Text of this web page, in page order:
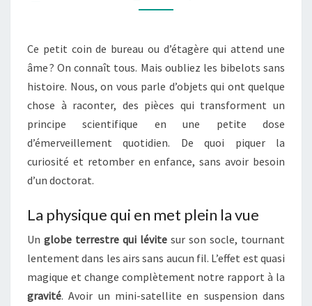
I
I
A
U
X
Q
S
M
L
E
N
T
N
T
A
I
R
S
Ce petit coin de bureau ou d’étagère qui attend une
âme ? On connaît tous. Mais oubliez les bibelots sans
histoire. Nous, on vous parle d’objets qui ont quelque
chose à raconter, des pièces qui transforment un
principe scientifique en une petite dose
d’émerveillement quotidien. De quoi piquer la
curiosité et retomber en enfance, sans avoir besoin
d’un doctorat.
La physique qui en met plein la vue
Un globe terrestre qui lévite sur son socle, tournant
lentement dans les airs sans aucun fil. L’effet est quasi
magique et change complètement notre rapport à la
gravité. Avoir un mini-satellite en suspension dans